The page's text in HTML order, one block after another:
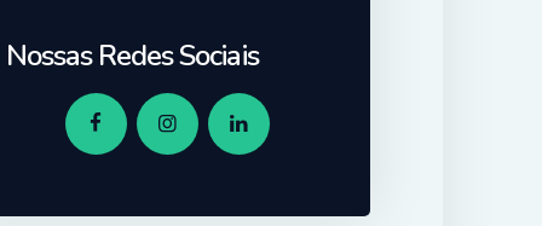
Nossas Redes Sociais